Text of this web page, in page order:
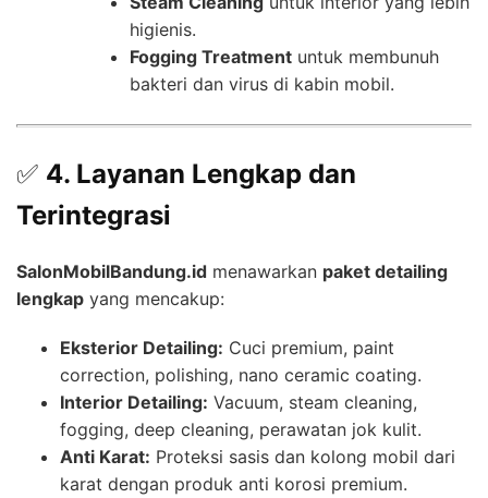
higienis.
Fogging Treatment untuk membunuh
bakteri dan virus di kabin mobil.
✅ 4. Layanan Lengkap dan
Terintegrasi
SalonMobilBandung.id menawarkan paket detailing
lengkap yang mencakup:
Eksterior Detailing: Cuci premium, paint
correction, polishing, nano ceramic coating.
Interior Detailing: Vacuum, steam cleaning,
fogging, deep cleaning, perawatan jok kulit.
Anti Karat: Proteksi sasis dan kolong mobil dari
karat dengan produk anti korosi premium.